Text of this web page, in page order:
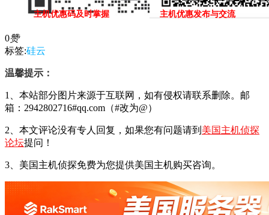
主机优惠码及时掌握 主机优惠发布与交流
0赞
标签:硅云
温馨提示：
1、本站部分图片来源于互联网，如有侵权请联系删除。邮
箱：2942802716#qq.com（#改为@）
2、本文评论没有专人回复，如果您有问题请到 美国主机侦探
论坛提问！
3、美国主机侦探免费为您提供美国主机购买咨询。